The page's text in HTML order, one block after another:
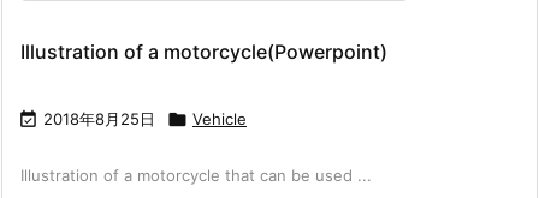
Illustration of a motorcycle(Powerpoint)
 2018年8月25日  Vehicle
Illustration of a motorcycle that can be used ...